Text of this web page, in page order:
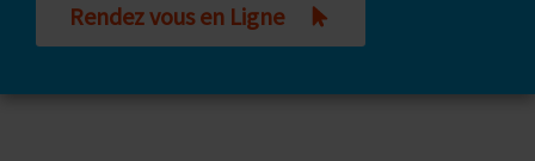
Rendez vous en Ligne